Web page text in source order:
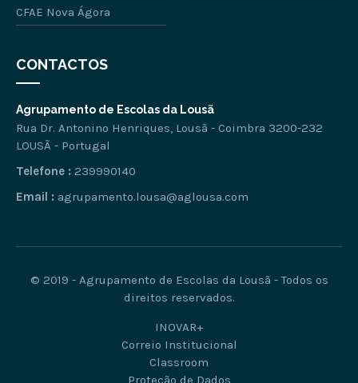
CFAE Nova Ágora
CONTACTOS
Agrupamento de Escolas da Lousã
Rua Dr. Antonino Henriques, Lousã - Coimbra 3200-232
LOUSÃ - Portugal
Telefone : 239990140
Email : agrupamento.lousa@aglousa.com
© 2019 - Agrupamento de Escolas da Lousã - Todos os
direitos reservados.
INOVAR+
Correio Institucional
Classroom
Proteção de Dados